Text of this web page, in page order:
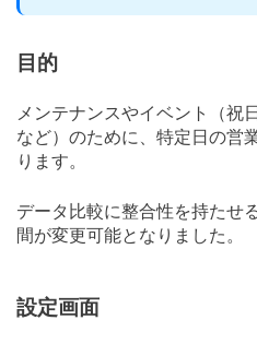
目的
メンテナンスやイベント（祝
など）のために、特定日の営
ります。
データ比較に整合性を持たせ
間が変更可能となりました。
設定画面